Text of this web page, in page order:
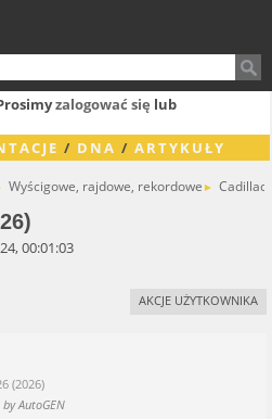
zalogować się lub
/ DNA / ARTYKUŁY
Wyścigowe, rajdowe, rekordowe ► Cadillac
00:01:03
AKCJE UŻYTKOWNIKA
(2026)
AutoGEN